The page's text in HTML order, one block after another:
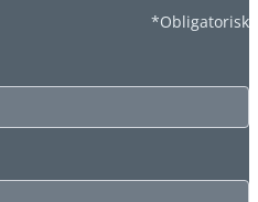
*Obligatorisk